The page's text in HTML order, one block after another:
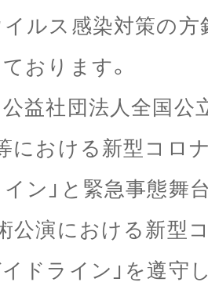
ルス感染対策の方
おります。
益社団法人全国公
における新型コロ
ン」と緊急事態舞
公演における新型
ドライン」を遵守